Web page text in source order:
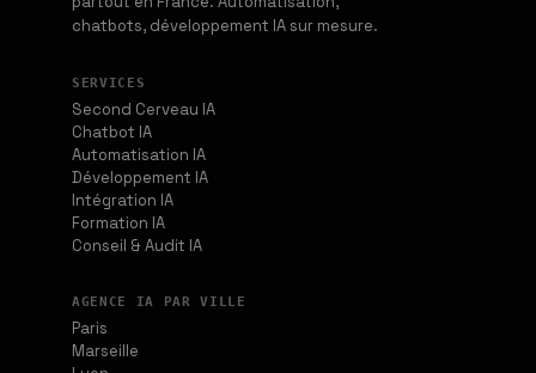
chatbots, développement IA sur mesure.
SERVICES
Second Cerveau IA
Chatbot IA
Automatisation IA
Développement IA
Intégration IA
Formation IA
Conseil & Audit IA
AGENCE IA PAR VILLE
Paris
Marseille